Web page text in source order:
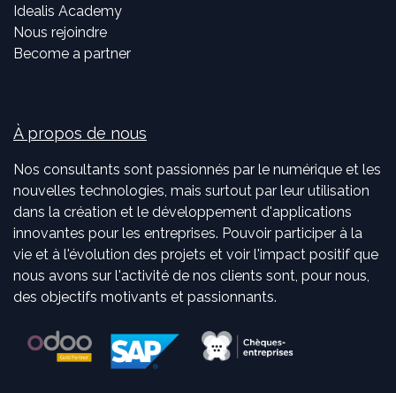
Idealis Academy
Nous rejoindre
Become a partner
À propos de nous
Nos consultants sont passionnés par le numérique et les
nouvelles technologies, mais surtout par leur utilisation
dans la création et le développement d'applications
innovantes pour les entreprises. Pouvoir participer à la
vie et à l'évolution des projets et voir l'impact positif que
nous avons sur l'activité de nos clients sont, pour nous,
des objectifs motivants et passionnants.